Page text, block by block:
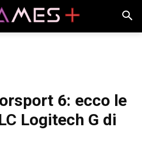
6: ecco le
Logitech G di